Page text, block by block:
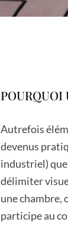
POURQUOI
Autrefois
devenus
industriel)
délimiter
une chambre,
participe au